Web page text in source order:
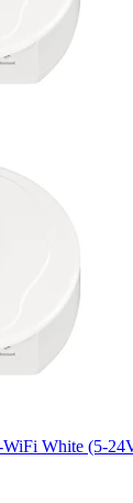
White (5-